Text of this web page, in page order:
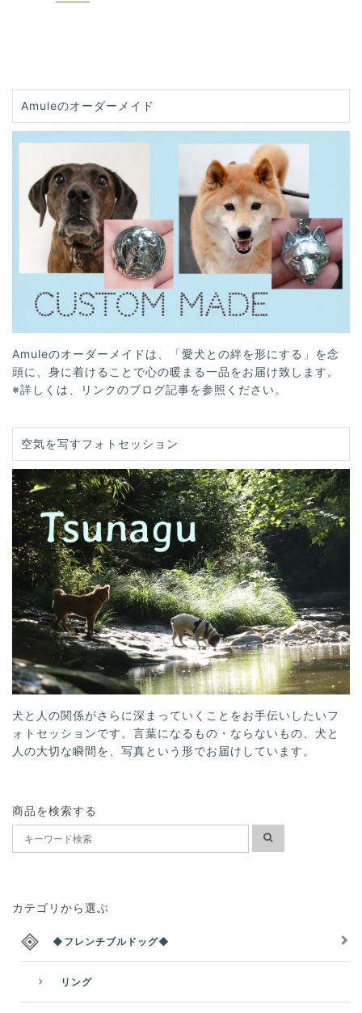
Amuleのオーダーメイド
Amuleのオーダーメイドは、「愛犬との絆を形にする」を念
頭に、身に着けることで心の暖まる一品をお届け致します。
※詳しくは、リンクのブログ記事を参照ください。
空気を写すフォトセッション
犬と人の関係がさらに深まっていくことをお手伝いしたいフ
ォトセッションです。言葉になるもの・ならないもの、犬と
人の大切な瞬間を、写真という形でお届けしています。
商品を検索する
カテゴリから選ぶ
◆フレンチブルドッグ◆
リング